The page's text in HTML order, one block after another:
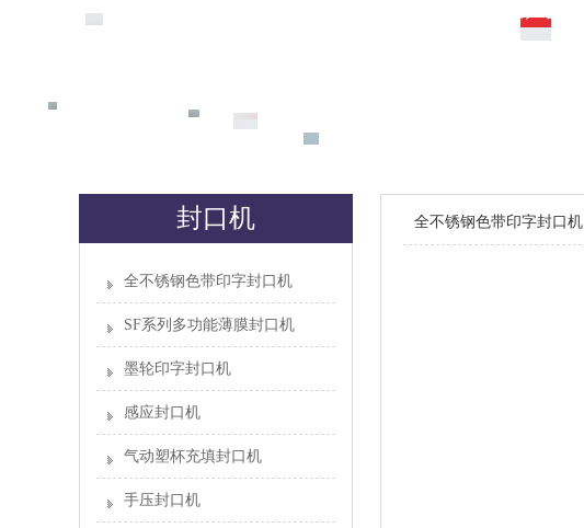
封口机
全不锈钢色带印字封口机
SF系列多功能薄膜封口机
墨轮印字封口机
感应封口机
气动塑杯充填封口机
手压封口机
全不锈钢色带印字封口机